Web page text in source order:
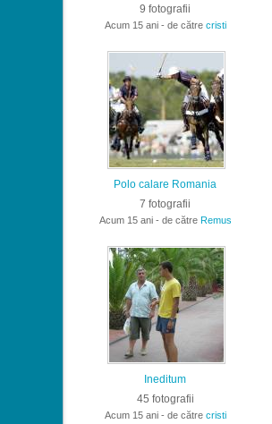
9 fotografii
Acum 15 ani - de către cristi
Polo calare Romania
7 fotografii
Acum 15 ani - de către Remus
Ineditum
45 fotografii
Acum 15 ani - de către cristi